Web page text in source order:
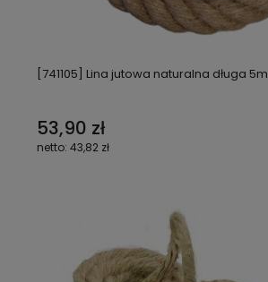
[741105] Lina jutowa naturalna długa 5m
53,90 zł
43,82 zł